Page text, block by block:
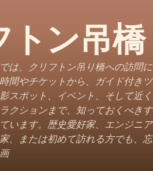
トン吊橋
は、クリフトン吊り橋への訪問に
間やチケットから、ガイド付きツ
スポット、イベント、そして近く
クションまで、知っておくべきす
います。歴史愛好家、エンジニア
、または初めて訪れる方でも、忘